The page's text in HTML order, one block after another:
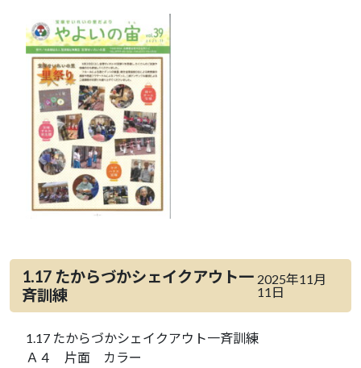
1.17 たからづかシェイクアウト一
斉訓練
2025年11月
11日
1.17 たからづかシェイクアウト一斉訓練
Ａ４ 片面 カラー